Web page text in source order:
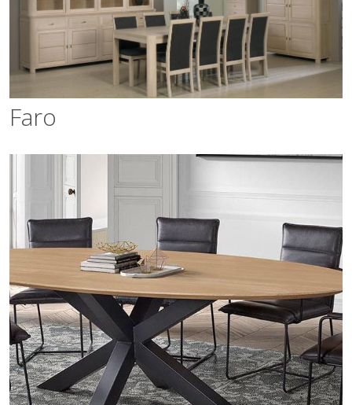
Faro
A La
Carte